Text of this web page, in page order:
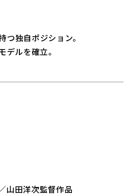
つ独自ポジション。
デルを確立。
山田洋次監督作品